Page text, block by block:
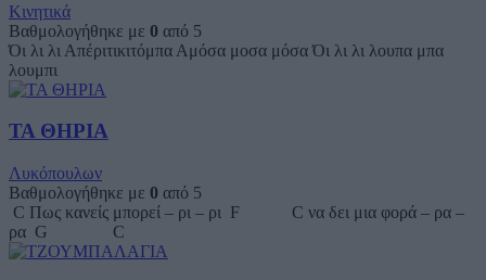
Κινητικά
Βαθμολογήθηκε με 0 από 5
Όι λι λι Απέριτικιτόμπα Αμόσα μοσα μόσα Όι λι λι λουπα μπα
λουμπι
ΤΑ ΘΗΡΙΑ
Λυκόπουλων
Βαθμολογήθηκε με 0 από 5
C Πως κανείς μπορεί – ρι – ρι F C να δει μια φορά – ρα –
ρα G C